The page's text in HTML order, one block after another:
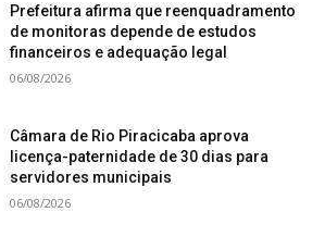
Prefeitura afirma que reenquadramento
de monitoras depende de estudos
financeiros e adequação legal
06/08/2026
Câmara de Rio Piracicaba aprova
licença-paternidade de 30 dias para
servidores municipais
06/08/2026